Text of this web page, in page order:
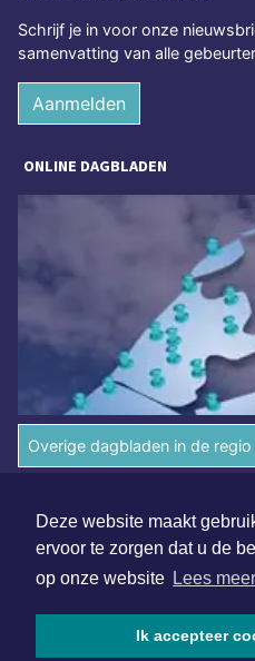
Deze website maakt
ervoor te zorgen dat u de
op onze website Lees meer
Ik accepteer
Schrijf je in voor onze
samenvatting van alle
Aanmelden
ONLINE DAGBLADEN
Overige dagbladen in de regio
Copyright (c) 2026 |
Algemene voorwaarden
Disclaimer
Privacy Statement